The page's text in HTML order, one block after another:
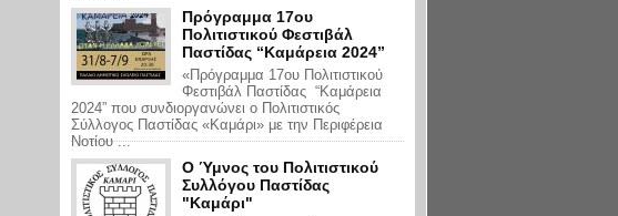
Πρόγραμμα 17ου
Πολιτιστικού Φεστιβάλ
Παστίδας “Καμάρεια 2024”
«Πρόγραμμα 17ου Πολιτιστικού
Φεστιβάλ Παστίδας “Καμάρεια
2024” που συνδιοργανώνει ο Πολιτιστικός
Σύλλογος Παστίδας «Καμάρι» με την Περιφέρεια
Νοτίου ...
Ο Ύμνος του Πολιτιστικού
Συλλόγου Παστίδας
"Καμάρι"